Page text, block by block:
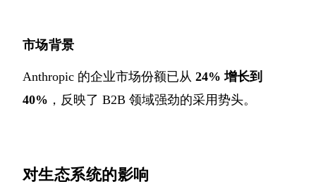
市场背景
Anthropic 的企业市场份额已从 24% 增长到
40% ，反映了 B2B 领域强劲的采用势头。
对生态系统的影响